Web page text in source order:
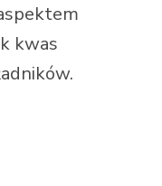
kwas